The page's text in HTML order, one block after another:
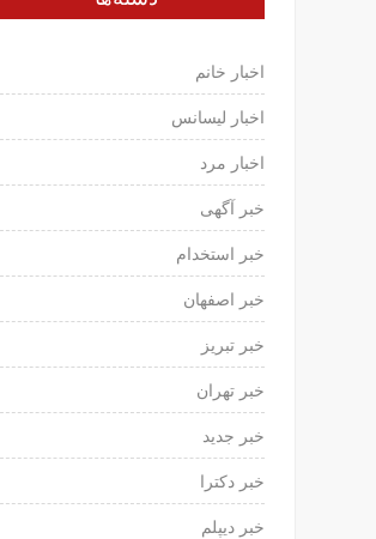
اخبار خانم
اخبار لیسانس
اخبار مرد
خبر آگهی
خبر استخدام
خبر اصفهان
خبر تبریز
خبر تهران
خبر جدید
خبر دکترا
خبر دیپلم